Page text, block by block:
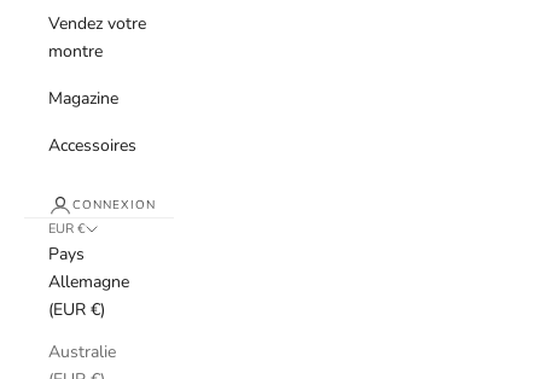
Vendez votre
montre
Magazine
Accessoires
CONNEXION
EUR €
Pays
Allemagne
(EUR €)
Australie